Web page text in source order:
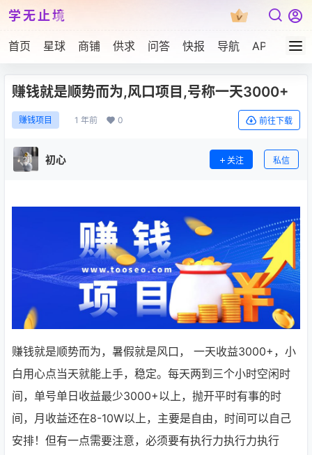
学无止境
首页 星球 商铺 供求 问答 快报 导航 APP下载
赚钱就是顺势而为,风口项目,号称一天3000+
赚钱项目 1 年前 0 前往下载
初心 关注 私信
赚钱就是顺势而为，暑假就是风口， 一天收益3000+，小
白用心点当天就能上手，稳定。每天两到三个小时空闲时
间，单号单日收益最少3000+以上，抛开平时有事的时
间，月收益还在8-10W以上，主要是自由，时间可以自己
安排！但有一点需要注意，必须要有执行力执行力执行